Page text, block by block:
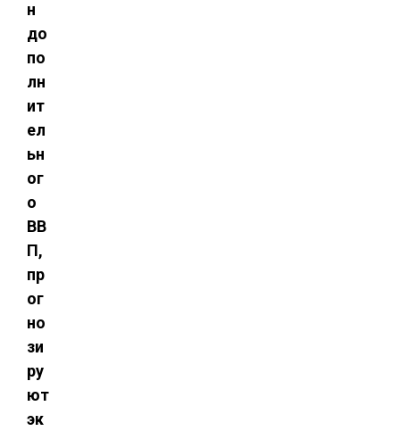
н
до
по
лн
ит
ел
ьн
ог
о
ВВ
П,
пр
ог
но
зи
ру
ют
эк